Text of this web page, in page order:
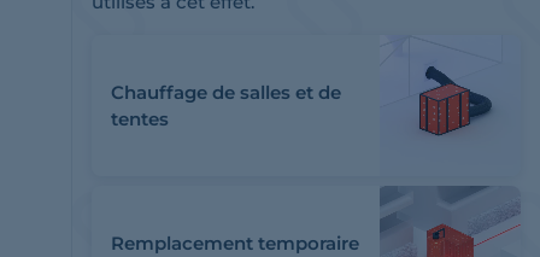
Chauffage de salles et de
tentes
Remplacement temporaire